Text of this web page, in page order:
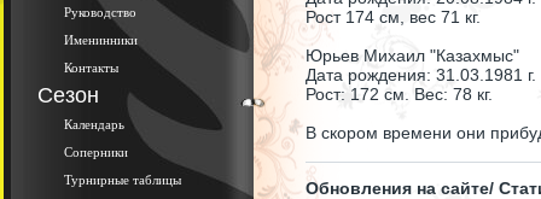
Руководство
Именинники
Контакты
Сезон
Календарь
Соперники
Турнирные таблицы
Рост 174 см, вес 71 кг.
Юрьев Михаил "Казахмыс"
Дата рождения: 31.03.1981 г.
Рост: 172 см. Вес: 78 кг.
В скором времени они
Обновления на сайте/